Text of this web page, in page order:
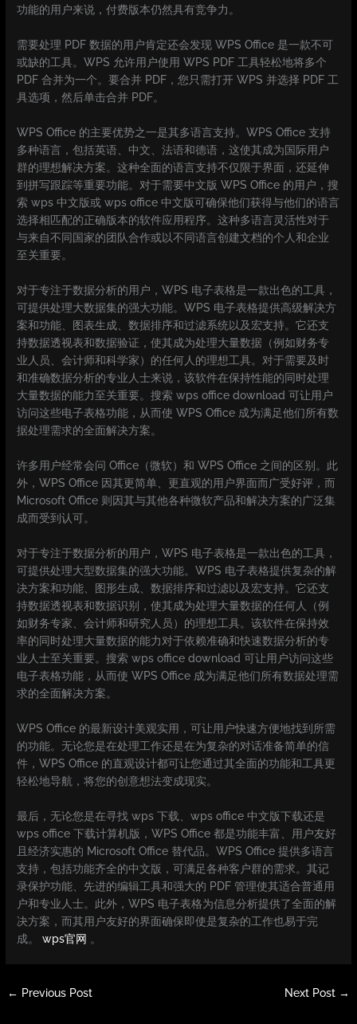
功能的用户来说，付费版本仍然具有竞争力。
需要处理 PDF 数据的用户肯定还会发现 WPS Office 是一款不可
或缺的工具。WPS 允许用户使用 WPS PDF 工具轻松地将多个
PDF 合并为一个。要合并 PDF，您只需打开 WPS 并选择 PDF 工
具选项，然后单击合并 PDF。
WPS Office 的主要优势之一是其多语言支持。WPS Office 支持
多种语言，包括英语、中文、法语和德语，这使其成为国际用户
群的理想解决方案。这种全面的语言支持不仅限于界面，还延伸
到拼写跟踪等重要功能。对于需要中文版 WPS Office 的用户，搜
索 wps 中文版或 wps office 中文版可确保他们获得与他们的语言
选择相匹配的正确版本的软件应用程序。这种多语言灵活性对于
与来自不同国家的团队合作或以不同语言创建文档的个人和企业
至关重要。
对于专注于数据分析的用户，WPS 电子表格是一款出色的工具，
可提供处理大数据集的强大功能。WPS 电子表格提供高级解决方
案和功能、图表生成、数据排序和过滤系统以及宏支持。它还支
持数据透视表和数据验证，使其成为处理大量数据（例如财务专
业人员、会计师和科学家）的任何人的理想工具。对于需要及时
和准确数据分析的专业人士来说，该软件在保持性能的同时处理
大量数据的能力至关重要。搜索 wps office download 可让用户
访问这些电子表格功能，从而使 WPS Office 成为满足他们所有数
据处理需求的全面解决方案。
许多用户经常会问 Office（微软）和 WPS Office 之间的区别。此
外，WPS Office 因其更简单、更直观的用户界面而广受好评，而
Microsoft Office 则因其与其他各种微软产品和解决方案的广泛集
成而受到认可。
对于专注于数据分析的用户，WPS 电子表格是一款出色的工具，
可提供处理大型数据集的强大功能。WPS 电子表格提供复杂的解
决方案和功能、图形生成、数据排序和过滤以及宏支持。它还支
持数据透视表和数据识别，使其成为处理大量数据的任何人（例
如财务专家、会计师和研究人员）的理想工具。该软件在保持效
率的同时处理大量数据的能力对于依赖准确和快速数据分析的专
业人士至关重要。搜索 wps office download 可让用户访问这些
电子表格功能，从而使 WPS Office 成为满足他们所有数据处理需
求的全面解决方案。
WPS Office 的最新设计美观实用，可让用户快速方便地找到所需
的功能。无论您是在处理工作还是在为复杂的对话准备简单的信
件，WPS Office 的直观设计都可让您通过其全面的功能和工具更
轻松地导航，将您的创意想法变成现实。
最后，无论您是在寻找 wps 下载、wps office 中文版下载还是
wps office 下载计算机版，WPS Office 都是功能丰富、用户友好
且经济实惠的 Microsoft Office 替代品。WPS Office 提供多语言
支持，包括功能齐全的中文版，可满足各种客户群的需求。其记
录保护功能、先进的编辑工具和强大的 PDF 管理使其适合普通用
户和专业人士。此外，WPS 电子表格为信息分析提供了全面的解
决方案，而其用户友好的界面确保即使是复杂的工作也易于完
成。wps官网 。
← Previous Post Next Post →